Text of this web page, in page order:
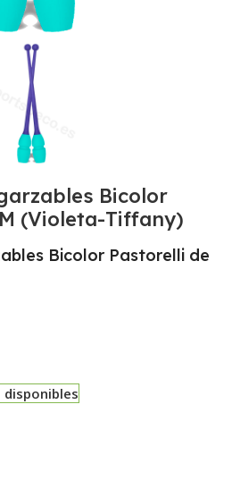
Bicolor
(Violeta-Tiffany)
Bicolor Pastorelli de
disponibles